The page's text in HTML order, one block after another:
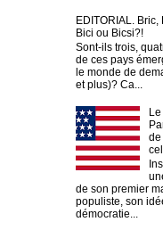
EDITORIAL. Bric,
Bici ou Bicsi?!
Sont-ils trois,
de ces pays
le monde de
et plus)? Ca...
de
de son premier
populiste, son
démocratie...